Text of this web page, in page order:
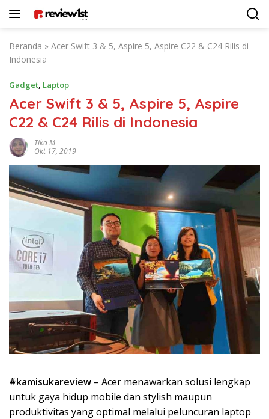
Beranda » Acer Swift 3 & 5, Aspire 5, Aspire C22 & C24 Rilis di
Indonesia
Gadget, Laptop
Acer Swift 3 & 5, Aspire 5, Aspire
C22 & C24 Rilis di Indonesia
Tika M
Okt 17, 2019
#kamisukareview – Acer menawarkan solusi lengkap
untuk gaya hidup mobile dan stylish maupun
produktivitas yang optimal melalui peluncuran laptop